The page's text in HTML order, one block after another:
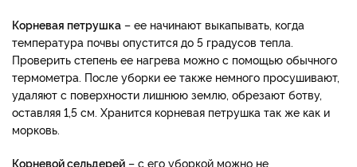
Корневая петрушка – ее начинают выкапывать, когда
температура почвы опустится до 5 градусов тепла.
Проверить степень ее нагрева можно с помощью обычного
термометра. После уборки ее также немного просушивают,
удаляют с поверхности лишнюю землю, обрезают ботву,
оставляя 1,5 см. Хранится корневая петрушка так же как и
морковь.
Корневой сельдерей – с его уборкой можно не